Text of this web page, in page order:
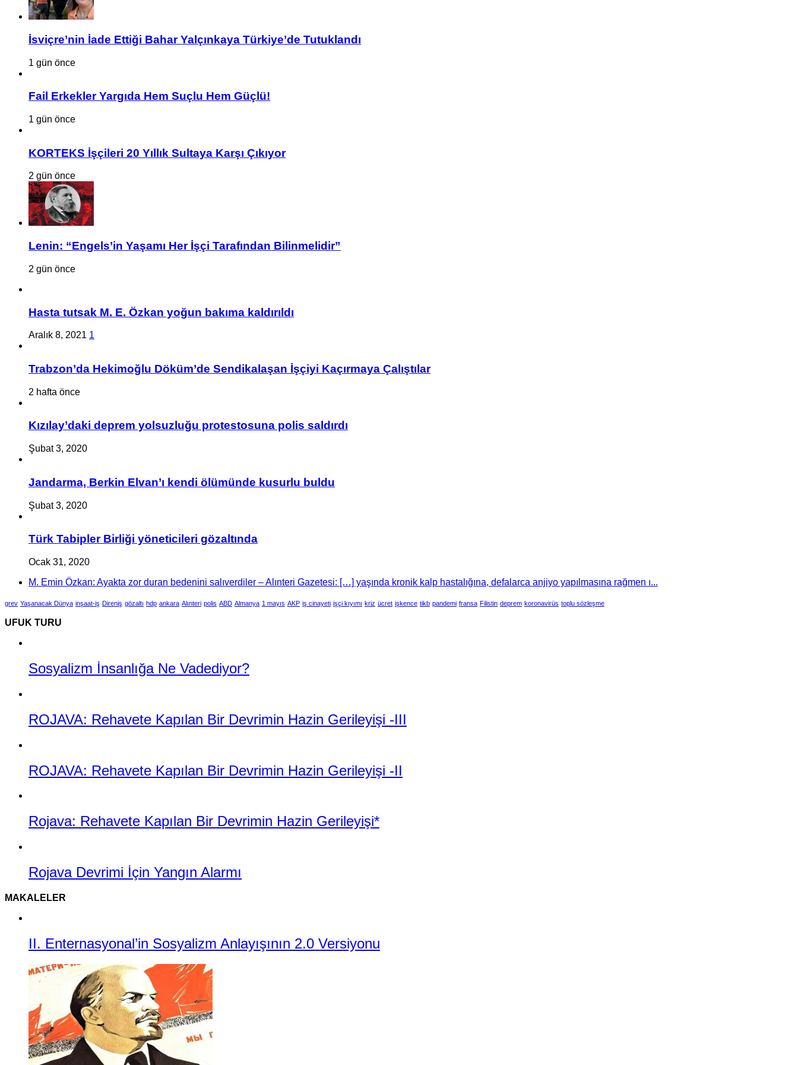
İsviçre’nin İade Ettiği Bahar Yalçınkaya Türkiye’de Tutuklandı
1 gün önce
Fail Erkekler Yargıda Hem Suçlu Hem Güçlü!
1 gün önce
KORTEKS İşçileri 20 Yıllık Sultaya Karşı Çıkıyor
2 gün önce
Lenin: “Engels’in Yaşamı Her İşçi Tarafından Bilinmelidir”
2 gün önce
Hasta tutsak M. E. Özkan yoğun bakıma kaldırıldı
Aralık 8, 2021 1
Trabzon’da Hekimoğlu Döküm’de Sendikalaşan İşçiyi Kaçırmaya Çalıştılar
2 hafta önce
Kızılay’daki deprem yolsuzluğu protestosuna polis saldırdı
Şubat 3, 2020
Jandarma, Berkin Elvan’ı kendi ölümünde kusurlu buldu
Şubat 3, 2020
Türk Tabipler Birliği yöneticileri gözaltında
Ocak 31, 2020
M. Emin Özkan: Ayakta zor duran bedenini salıverdiler – Alınteri Gazetesi: […] yaşında kronik kalp hastalığına, defalarca anjiyo yapılmasına rağmen ı...
grev Yaşanacak Dünya inşaat-iş Direniş gözaltı hdp ankara Alınteri polis ABD Almanya 1 mayıs AKP iş cinayeti işçi kıyımı kriz ücret işkence tikb pandemi fransa Filistin deprem koronavirüs toplu sözleşme
UFUK TURU
Sosyalizm İnsanlığa Ne Vadediyor?
ROJAVA: Rehavete Kapılan Bir Devrimin Hazin Gerileyişi -III
ROJAVA: Rehavete Kapılan Bir Devrimin Hazin Gerileyişi -II
Rojava: Rehavete Kapılan Bir Devrimin Hazin Gerileyişi*
Rojava Devrimi İçin Yangın Alarmı
MAKALELER
II. Enternasyonal’in Sosyalizm Anlayışının 2.0 Versiyonu